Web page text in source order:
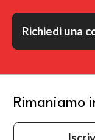
Richiedi una
Rimaniamo